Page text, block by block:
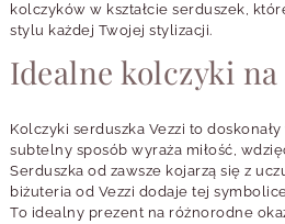
kolczyków w kształcie serduszek,
stylu każdej Twojej stylizacji.
Idealne kolczyki
Kolczyki serduszka Vezzi to
subtelny sposób wyraża miłość,
Serduszka od zawsze kojarzą się z
biżuteria od Vezzi dodaje tej
To idealny prezent na różnorodne